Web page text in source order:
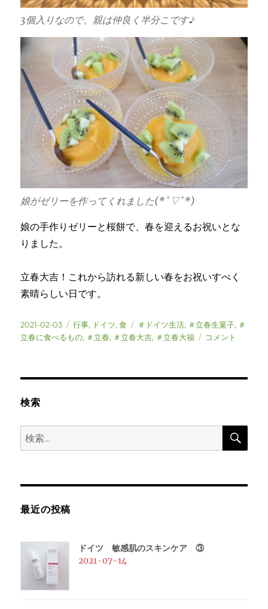
3個入りなので、親は仲良く半分こです♪
娘がゼリーを作ってくれました(*ﾟ▽ﾟ*)
娘の手作りゼリーと桜餅で、春を迎えるお祝いとな
りました。
立春大吉！これから訪れる新しい春をお祝いすべく
素晴らしい日です。
投
稿
2021-02-03
カ
テ
行事, ドイツ,食
タ
グ
＃ドイツ生活, ＃立春生菓子, ＃
立春に食べるもの, ＃立春, ＃立春大吉, ＃立春大福
ド
子
べ
コメント
検索
検
索:
検
最近の投稿
ドイツ 敏感肌のスキンケア ③
2021-07-14